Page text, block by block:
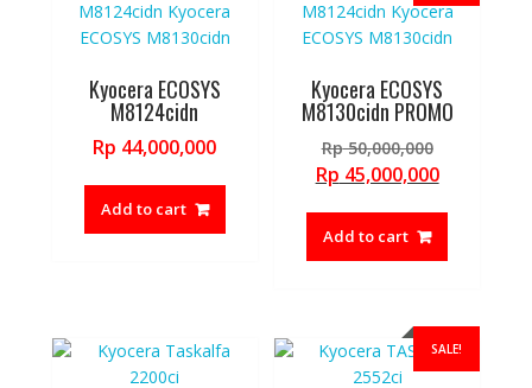
Kyocera ECOSYS
M8124cidn
Rp 44,000,000
Add to cart
Kyocera ECOSYS
M8130cidn PROMO
Rp50,000,000Original
price
Rp 45,000,000Current
Add to cart
SALE!